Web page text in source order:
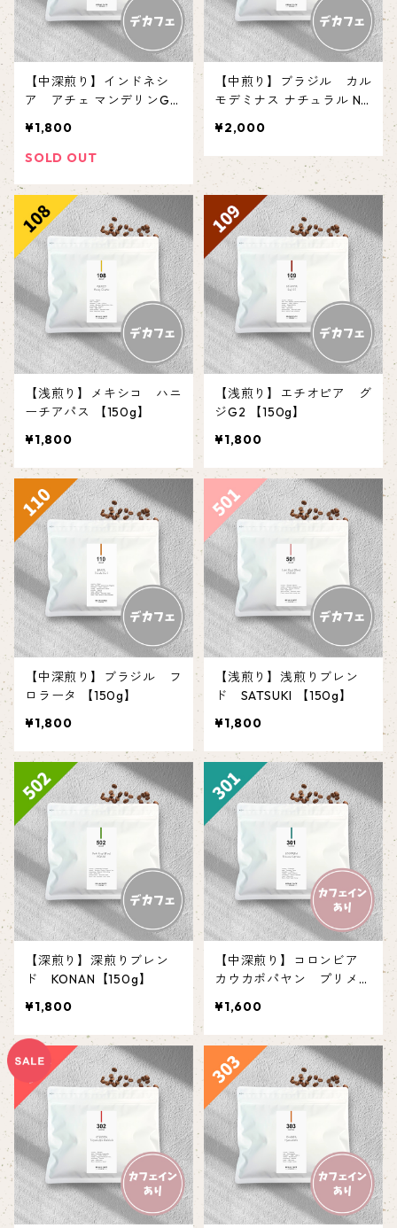
【中深煎り】インドネシ
ア アチェ マンデリンG1
¥1,800
SOLD OUT
【中煎り】ブラジル カル
モデミナス ナチュラル N
¥2,000
【浅煎り】メキシコ ハニ
ーチアパス 【150g】
¥1,800
【浅煎り】エチオピア グ
ジG2 【150g】
¥1,800
【中深煎り】ブラジル フ
ロラータ 【150g】
¥1,800
【浅煎り】浅煎りブレン
ド SATSUKI 【150g】
¥1,800
【深煎り】深煎りブレン
ド KONAN【150g】
¥1,800
【中深煎り】コロンビア
カウカポパヤン プリメー
¥1,600